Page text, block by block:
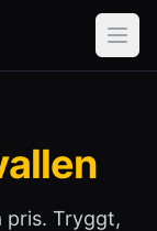
pris. Tryggt,